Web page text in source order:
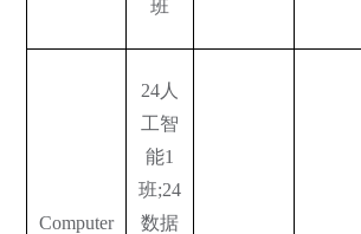
班
Computer
24人
工智
能1
班;24
数据